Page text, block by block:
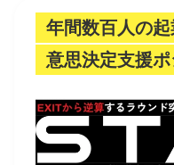
年間数百人の起
意思決定支援